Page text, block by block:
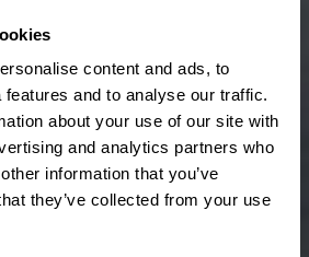
content and ads, to
and to analyse our traffic.
about your use of our site with
and analytics partners who
information that you’ve
they’ve collected from your use